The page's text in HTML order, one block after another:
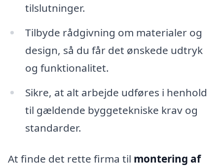
tilslutninger.
Tilbyde rådgivning om materialer og
design, så du får det ønskede udtryk
og funktionalitet.
Sikre, at alt arbejde udføres i henhold
til gældende byggetekniske krav og
standarder.
At finde det rette firma til montering af